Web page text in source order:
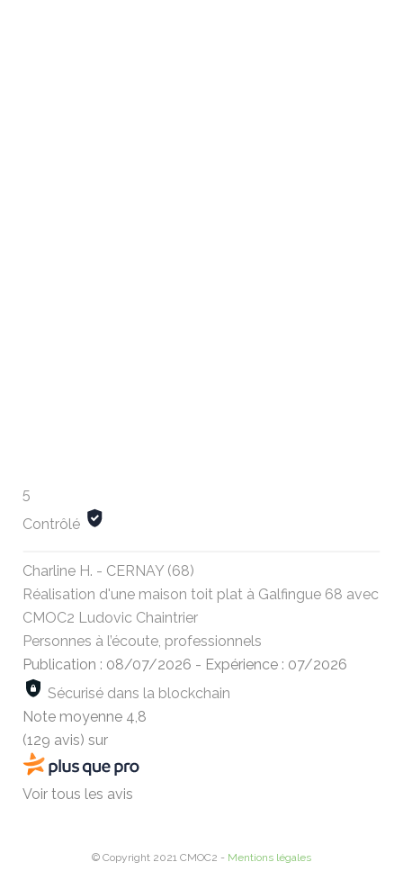
5
Contrôlé
Charline H. - CERNAY (68)
Réalisation d'une maison toit plat à Galfingue 68 avec
CMOC2 Ludovic Chaintrier
Personnes à l’écoute, professionnels
Publication : 08/07/2026 - Expérience : 07/2026
Sécurisé dans la blockchain
Note moyenne 4,8
(129 avis) sur
Voir tous les avis
© Copyright 2021 CMOC2 - Mentions légales